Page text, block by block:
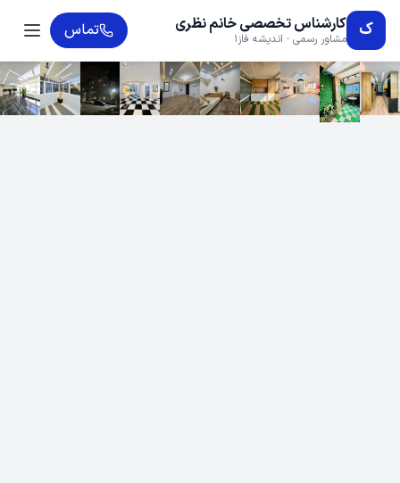
ک کارشناس تخصصی خانم نظری
مشاور رسمی · اندیشه فاز1 تماس